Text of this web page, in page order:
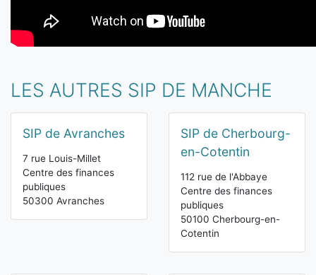
LES AUTRES SIP DE MANCHE
SIP de Avranches
7 rue Louis-Millet
Centre des finances
publiques
50300 Avranches
SIP de Cherbourg-
en-Cotentin
112 rue de l'Abbaye
Centre des finances
publiques
50100 Cherbourg-en-
Cotentin